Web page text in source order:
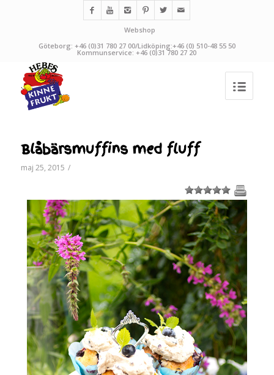
Webshop
Göteborg: +46 (0)31 780 27 00/Lidköping:+46 (0) 510-48 55 50
Kommunservice: +46 (0)31 780 27 20
Blåbärsmuffins med fluff
maj 25, 2015 /
1 2 3 4 5